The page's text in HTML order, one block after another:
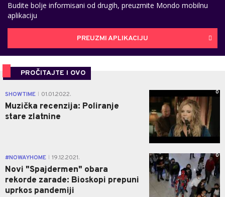
Budite bolje informisani od drugih, preuzmite Mondo mobilnu
aplikaciju
PREUZMI APLIKACIJU
PROČITAJTE I OVO
SHOWTIME 01.01.2022.
Muzička recenzija: Poliranje
stare zlatnine
0
#NOWAYHOME 19.12.2021.
Novi "Spajdermen" obara
rekorde zarade: Bioskopi prepuni
uprkos pandemiji
0